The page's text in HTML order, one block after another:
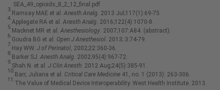
SEA_49_opioids_8_2_12_final.pdf
3.Ramsay MAE et al. Anesth Analg . 2013 Jul;117(1):69-75.
4.Applegate RA et al. Anesth Analg . 2016;122(4):1070-8.
5.Macknet MR et al. Anesthesiology . 2007;107:A84. (abstract).
6.Goudra BG et al. Open J Anesthesiol . 2013; 3:74-79.
7.Hay WW. J of Perinatol , 2002;22:360-36.
8.Barker SJ. Anesth Analg . 2002;95(4):967-72.
9.Shah N. et al. J Clin Anesth . 2012 Aug;24(5):385-91.
10.Barr, Juliana et al. Critical Care Medicine 41, no. 1 (2013): 263-306.
11.The Value of Medical Device Interoperability. West Health Institute. 2013.